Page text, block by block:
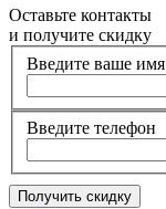
Оставьте контакты
и получите скидку
Введите ваше имя
Введите телефон